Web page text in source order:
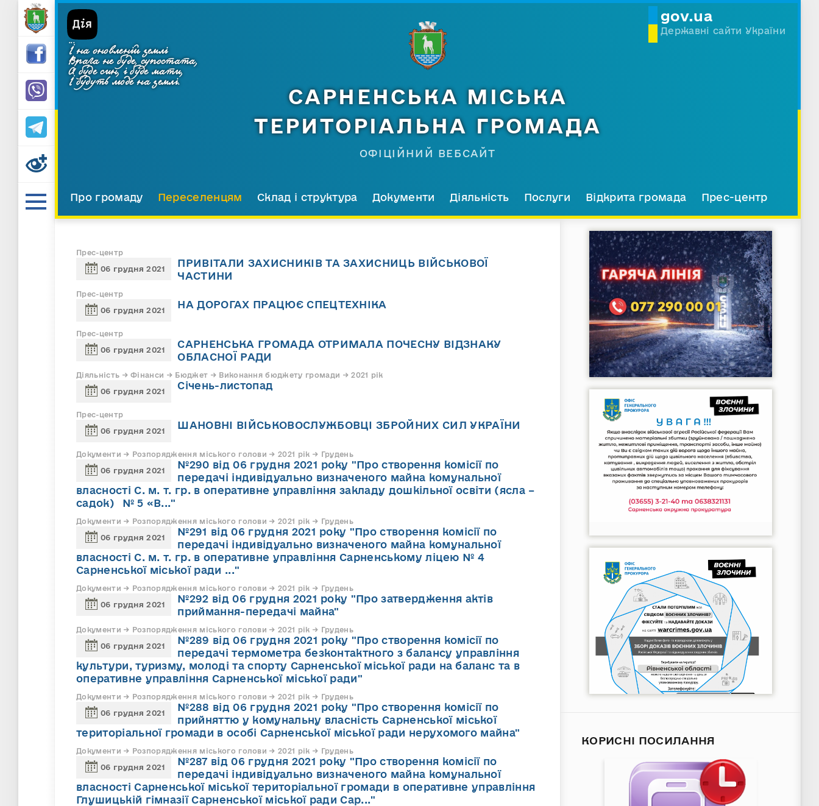
gov.ua
Державні сайти України
...
І на оновленій землі
Врага не буде, супостата,
А буде син, і буде мати,
І будуть люде на землі.
САРНЕНСЬКА МІСЬКА
ТЕРИТОРІАЛЬНА ГРОМАДА
ОФІЦІЙНИЙ ВЕБСАЙТ
Про громаду Переселенцям Склад і структура Документи Діяльність Послуги Відкрита громада Прес-центр
Прес-центр
06 грудня 2021
ПРИВІТАЛИ ЗАХИСНИКІВ ТА ЗАХИСНИЦЬ ВІЙСЬКОВОЇ
ЧАСТИНИ
Прес-центр
06 грудня 2021 НА ДОРОГАХ ПРАЦЮЄ СПЕЦТЕХНІКА
Прес-центр
06 грудня 2021
САРНЕНСЬКА ГРОМАДА ОТРИМАЛА ПОЧЕСНУ ВІДЗНАКУ
ОБЛАСНОЇ РАДИ
Діяльність → Фінанси → Бюджет → Виконання бюджету громади → 2021 рік
06 грудня 2021 Січень-листопад
Прес-центр
06 грудня 2021 ШАНОВНІ ВІЙСЬКОВОСЛУЖБОВЦІ ЗБРОЙНИХ СИЛ УКРАЇНИ
Документи → Розпорядження міського голови → 2021 рік → Грудень
06 грудня 2021
№290 від 06 грудня 2021 року "Про створення комісії по
передачі індивідуально визначеного майна комунальної
власності С. м. т. гр. в оперативне управління закладу дошкільної освіти (ясла –
садок) № 5 «В..."
Документи → Розпорядження міського голови → 2021 рік → Грудень
06 грудня 2021
№291 від 06 грудня 2021 року "Про створення комісії по
передачі індивідуально визначеного майна комунальної
власності С. м. т. гр. в оперативне управління Сарненському ліцею № 4
Сарненської міської ради ..."
Документи → Розпорядження міського голови → 2021 рік → Грудень
06 грудня 2021
№292 від 06 грудня 2021 року "Про затвердження актів
приймання-передачі майна"
Документи → Розпорядження міського голови → 2021 рік → Грудень
06 грудня 2021
№289 від 06 грудня 2021 року "Про створення комісії по
передачі термометра безконтактного з балансу управління
культури, туризму, молоді та спорту Сарненської міської ради на баланс та в
оперативне управління Сарненської міської ради"
Документи → Розпорядження міського голови → 2021 рік → Грудень
06 грудня 2021
№288 від 06 грудня 2021 року "Про створення комісії по
прийняттю у комунальну власність Сарненської міської
територіальної громади в особі Сарненської міської ради нерухомого майна"
Документи → Розпорядження міського голови → 2021 рік → Грудень
06 грудня 2021
№287 від 06 грудня 2021 року "Про створення комісії по
передачі індивідуально визначеного майна комунальної
власності Сарненської міської територіальної громади в оперативне управління
Глушицькій гімназії Сарненської міської ради Сар..."
КОРИСНІ ПОСИЛАННЯ